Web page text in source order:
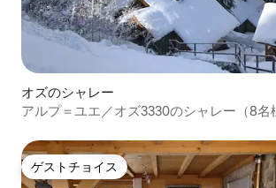
オズのシャレー
アルプ＝ユエ／オズ3330のシャレー（8名
ゲストチョイス
ゲストチョイス